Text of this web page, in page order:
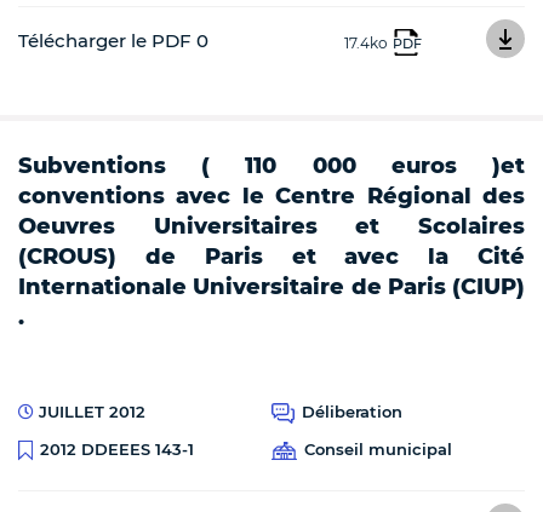
Télécharger le PDF 0 17.4ko PDF
Subventions ( 110 000 euros )et
conventions avec le Centre Régional des
Oeuvres Universitaires et Scolaires
(CROUS) de Paris et avec la Cité
Internationale Universitaire de Paris (CIUP)
.
JUILLET 2012
Déliberation
2012 DDEEES 143-1
Conseil municipal